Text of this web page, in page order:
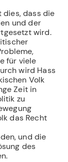
dies, dass die
und der
wird.
für viele
wird Hass
Volk
Zeit in
zu
das Recht
und die
des